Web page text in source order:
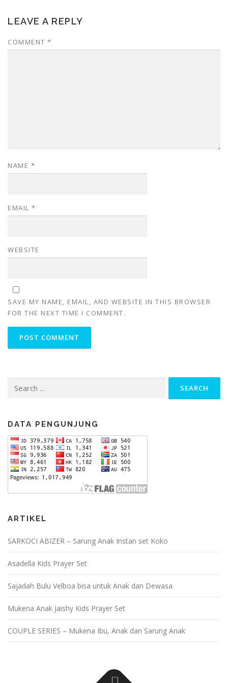
LEAVE A REPLY
COMMENT *
NAME *
EMAIL *
WEBSITE
SAVE MY NAME, EMAIL, AND WEBSITE IN THIS BROWSER
FOR THE NEXT TIME I COMMENT.
for:
DATA PENGUNJUNG
ARTIKEL
SARKOCI ABIZER – Sarung Anak Instan set Koko
Asadella Kids Prayer Set
Sajadah Bulu Velboa bisa untuk Anak dan Dewasa
Mukena Anak Jaishy Kids Prayer Set
COUPLE SERIES – Mukena Ibu, Anak dan Sarung Anak